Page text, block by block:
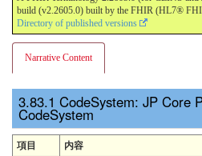
build (v2.2605.0) built by the FHIR (HL7®
Directory of published versions
Narrative Content
CodeSystem: JP Core
CodeSystem
項目
内容